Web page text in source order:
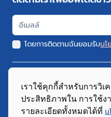
โดยการติดตามฉันยอมรับนโ
Copyright 2026 URAI
เราใช้คุกกี้สำหรับการวิเ
ประสิทธิภาพใน การใช้
รายละเอียดทั้งหมดได้ที่